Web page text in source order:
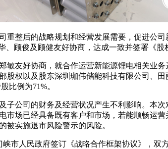
重整后的战略规划和经营发展需要，促进公
、顾俊及顾健友好协商，达成一致并签署《股
敏友好协商，就合作运营新能源锂电相关业
权以及股东深圳珈伟储能科技有限公司、
比例为71%。
公司的财务及经营状况产生不利影响。本
场已经具备既有客户和市场，若能顺畅运
被实施退市风险警示的风险。
市人民政府签订《战略合作框架协议》，